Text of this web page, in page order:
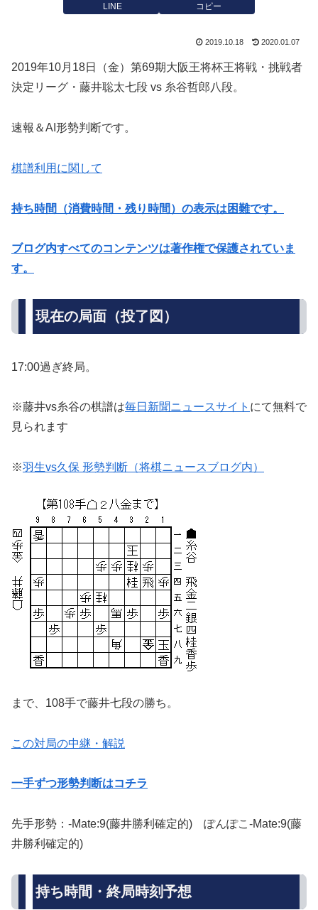
LINE コピー
2019.10.18 2020.01.07
2019年10月18日（金）第69期大阪王将杯王将戦・挑戦者
決定リーグ・藤井聡太七段 vs 糸谷哲郎八段。
速報＆AI形勢判断です。
棋譜利用に関して
持ち時間（消費時間・残り時間）の表示は困難です。
ブログ内すべてのコンテンツは著作権で保護されていま
す。
現在の局面（投了図）
17:00過ぎ終局。
※藤井vs糸谷の棋譜は毎日新聞ニュースサイト にて無料で
見られます
※羽生vs久保 形勢判断（将棋ニュースブログ内）
まで、108手で藤井七段の勝ち。
この対局の中継・解説
一手ずつ形勢判断はコチラ
先手形勢：-Mate:9(藤井勝利確定的) ぽんぽこ-Mate:9(藤
井勝利確定的)
持ち時間・終局時刻予想